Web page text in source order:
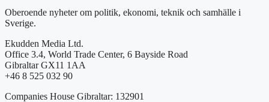
Oberoende nyheter om politik, ekonomi, teknik och samhälle i
Sverige.
Ekudden Media Ltd.
Office 3.4, World Trade Center, 6 Bayside Road
Gibraltar GX11 1AA
+46 8 525 032 90
Companies House Gibraltar: 132901